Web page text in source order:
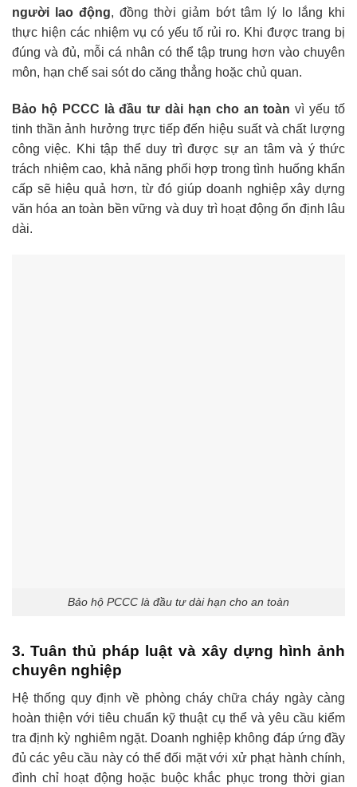
người lao động, đồng thời giảm bớt tâm lý lo lắng khi
thực hiện các nhiệm vụ có yếu tố rủi ro. Khi được trang bị
đúng và đủ, mỗi cá nhân có thể tập trung hơn vào chuyên
môn, hạn chế sai sót do căng thẳng hoặc chủ quan.
Bảo hộ PCCC là đầu tư dài hạn cho an toàn vì yếu tố
tinh thần ảnh hưởng trực tiếp đến hiệu suất và chất lượng
công việc. Khi tập thể duy trì được sự an tâm và ý thức
trách nhiệm cao, khả năng phối hợp trong tình huống khẩn
cấp sẽ hiệu quả hơn, từ đó giúp doanh nghiệp xây dựng
văn hóa an toàn bền vững và duy trì hoạt động ổn định lâu
dài.
Bảo hộ PCCC là đầu tư dài hạn cho an toàn
3. Tuân thủ pháp luật và xây dựng hình ảnh
chuyên nghiệp
Hệ thống quy định về phòng cháy chữa cháy ngày càng
hoàn thiện với tiêu chuẩn kỹ thuật cụ thể và yêu cầu kiểm
tra định kỳ nghiêm ngặt. Doanh nghiệp không đáp ứng đầy
đủ các yêu cầu này có thể đối mặt với xử phạt hành chính,
đình chỉ hoạt động hoặc buộc khắc phục trong thời gian